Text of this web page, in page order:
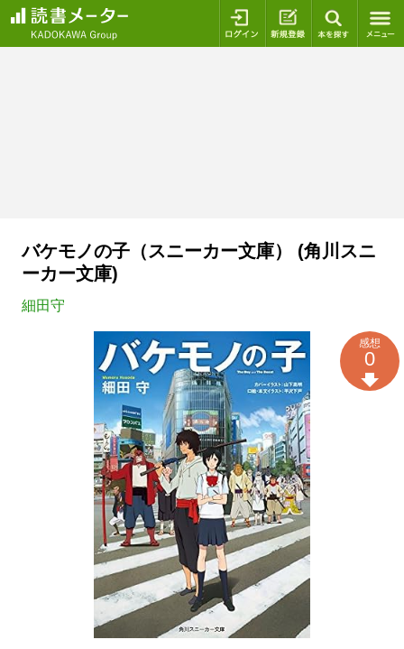
ログイン 新規登録
バケモノの子（スニーカー文庫） (角川スニ
ーカー文庫)
細田守
感想
0